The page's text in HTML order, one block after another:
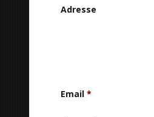
Adresse
Email *